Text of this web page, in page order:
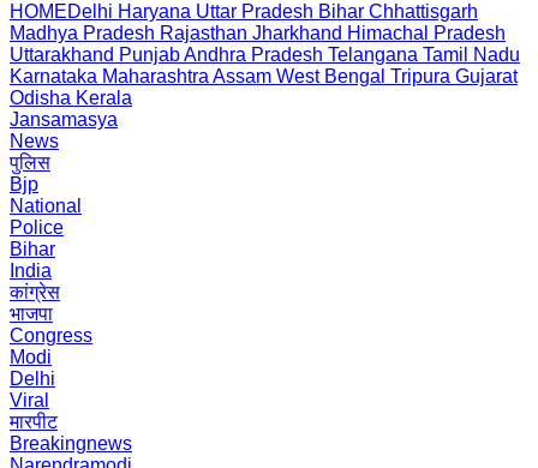
HOMEDelhi Haryana Uttar Pradesh Bihar Chhattisgarh
Madhya Pradesh Rajasthan Jharkhand Himachal Pradesh
Uttarakhand PunjabAndhra Pradesh Telangana Tamil Nadu
Karnataka Maharashtra Assam West Bengal Tripura Gujarat
Odisha Kerala
Jansamasya
News
पुलिस
Bjp
National
Police
Bihar
India
कांग्रेस
भाजपा
Congress
Modi
Delhi
Viral
मारपीट
Breakingnews